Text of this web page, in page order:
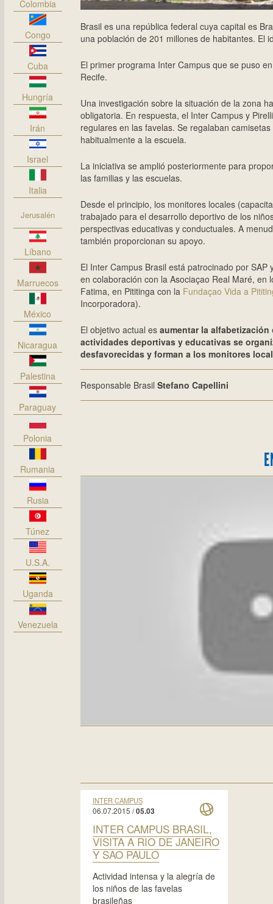
Colombia
Congo
Cuba
Hungría
Irán
Israel
Italia
Jerusalén
Líbano
Marruecos
México
Nicaragua
Palestina
Paraguay
Polonia
Rumania
Rusia
Túnez
U.S.A.
Uganda
Venezuela
Brasil es una república federal cuya capital es
una población de 201 millones de habitantes. El
El primer programa Inter Campus que se puso
Recife.
Una investigación sobre la situación de la zona
obligatoria. En respuesta, el Inter Campus y
regulares en las favelas. Se regalaban
habitualmente a la escuela.
La iniciativa se amplió posteriormente para
las familias y las escuelas.
Desde el principio, los monitores locales
trabajado para el desarrollo deportivo de los
perspectivas educativas y conductuales. A
también proporcionan su apoyo.
El Inter Campus Brasil está patrocinado por
en colaboración con la Asociaçao Real Maré,
Fatima, en Pititinga con la Fundaçao Vida a
Incorporadora).
El objetivo actual es aumentar la alfabetización
actividades deportivas y educativas se
desfavorecidas y forman a los monitores
Responsable Brasil Stefano Capellini
INTER CAMPUS
06.07.2015 /05.03
INTER CAMPUS BRASIL,
VISITA A RIO DE JANEIRO
Y SAO PAULO
Actividad intensa y la alegría de
los niños de las favelas
brasileñas